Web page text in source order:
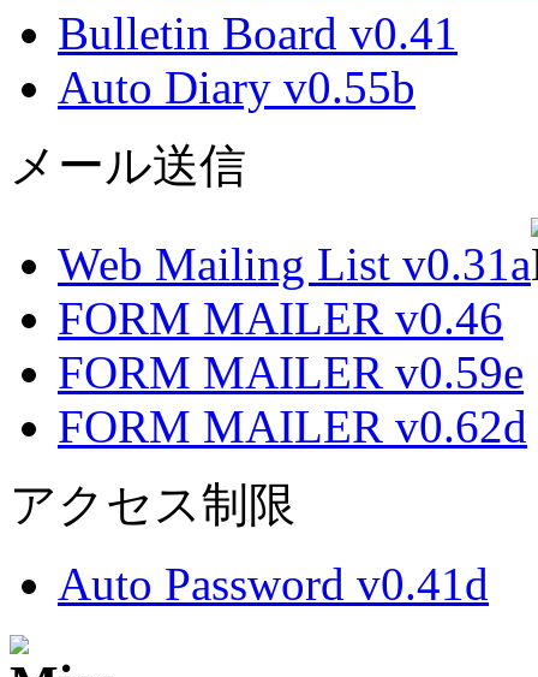
Bulletin Board v0.41
Auto Diary v0.55b
メール送信
Web Mailing List v0.31a
FORM MAILER v0.46
FORM MAILER v0.59e
FORM MAILER v0.62d
アクセス制限
Auto Password v0.41d